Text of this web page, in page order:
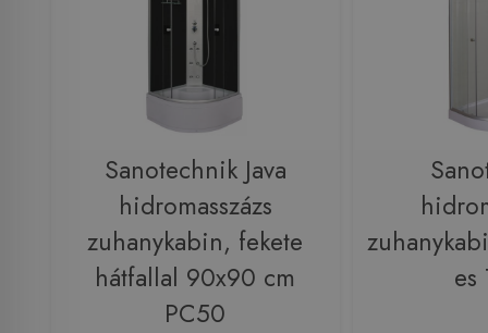
Sanotechnik Java
hidromasszázs
zuhanykabin, fekete
hátfallal 90x90 cm
PC50
es